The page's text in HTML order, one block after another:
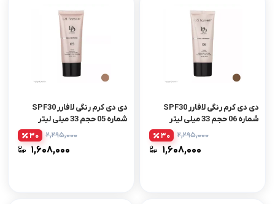
دی دی کرم رنگی لافارر SPF30
شماره 06 حجم 33 میلی لیتر
۲,۲۹۵,۰۰۰
۱,۶۰۸,۰۰۰
30
دی دی کرم رنگی لافارر SPF30
شماره 05 حجم 33 میلی لیتر
۲,۲۹۵,۰۰۰
۱,۶۰۸,۰۰۰
30